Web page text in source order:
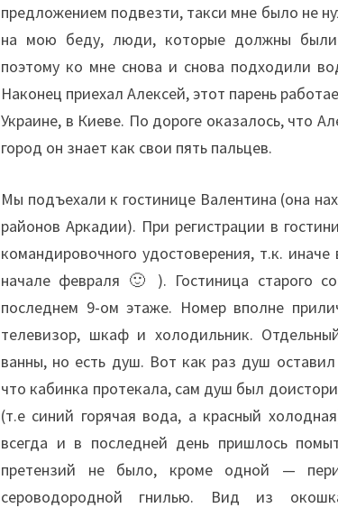
предложением подвезти, такси мне было не
на мою беду, люди, которые должны были
поэтому ко мне снова и снова подходили
Наконец приехал Алексей, этот парень
Украине, в Киеве. По дороге оказалось, что
город он знает как свои пять пальцев.
Мы подъехали к гостинице Валентина (она
районов Аркадии). При регистрации в
командировочного удостоверения, т.к.
начале февраля 🙂 ). Гостиница старого
последнем 9-ом этаже. Номер вполне
телевизор, шкаф и холодильник.
ванны, но есть душ. Вот как раз душ
что кабинка протекала, сам душ был
(т.е синий горячая вода, а красный
всегда и в последней день пришлось
претензий не было, кроме одной —
сероводородной гнилью. Вид из